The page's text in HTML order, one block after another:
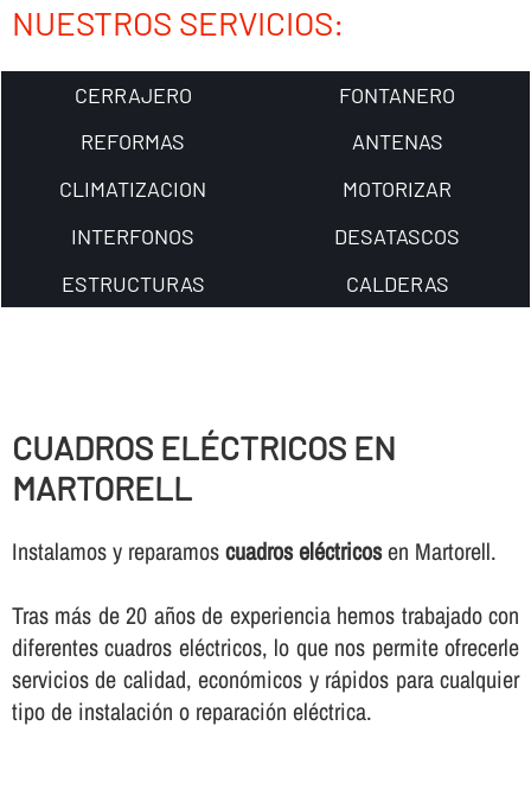
NUESTROS SERVICIOS:
CERRAJERO
FONTANERO
REFORMAS
ANTENAS
CLIMATIZACION
MOTORIZAR
INTERFONOS
DESATASCOS
ESTRUCTURAS
CALDERAS
CUADROS ELÉCTRICOS EN
MARTORELL
Instalamos y reparamoscuadros eléctricosen Martorell.
Tras más de 20 años de experiencia hemos trabajado con
diferentes cuadros eléctricos, lo que nos permite ofrecerle
servicios de calidad, económicos y rápidos para cualquier
tipo de instalación o reparación eléctrica.